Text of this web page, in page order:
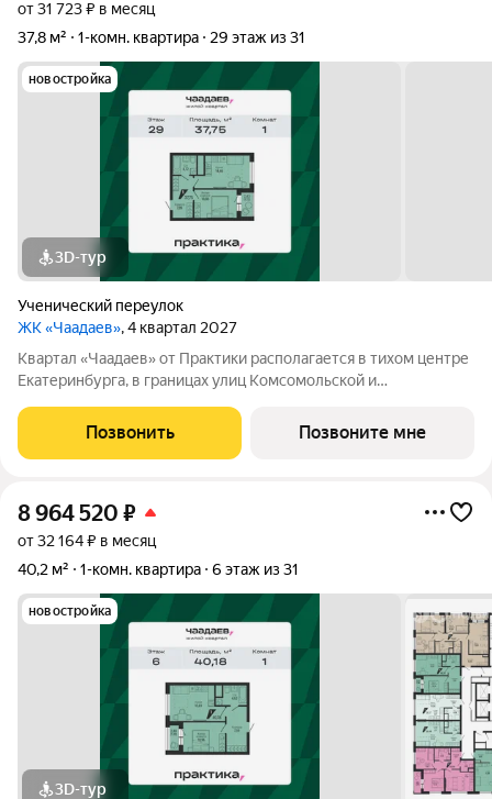
от 31 723 ₽ в месяц
37,8 м²
1-комн. квартира 29 этаж из 31
новостройка
3D-тур
Ученический переулок
ЖК «Чаадаев», 4 квартал 2027
Квартал «Чаадаев» от Практики располагается в тихом центре
Екатеринбурга, в границах улиц Комсомольской и
предлагая резидентам тишину в центре города.В шаговой
доступности ведущие вузы, театры,
Позвонить Позвоните мне
8 964 520 ₽
от 32 164 ₽ в месяц
40,2 м²
1-комн. квартира 6 этаж из 31
новостройка
3D-тур